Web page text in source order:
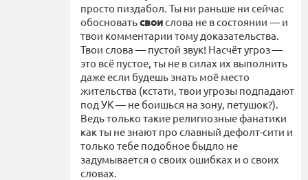
просто пиздабол. Ты ни раньше ни сейчас
обосноватьсвоислова не в состоянии — и
твои комментарии тому доказательства.
Твои слова — пустой звук! Насчёт угроз —
это всё пустое, ты не в силах их выполнить
даже если будешь знать моё место
жительства (кстати, твои угрозы подпадают
под УК — не боишься на зону, петушок?).
Ведь только такие религиозные фанатики
как ты не знают про славный дефолт-сити и
только тебе подобное быдло не
задумывается о своих ошибках и о своих
словах.